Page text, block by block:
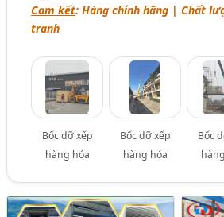
Cam kết: Hàng chính hãng | Chất
tranh
Bốc dỡ xếp
hàng hóa
Bốc dỡ xếp
hàng hóa
Bốc